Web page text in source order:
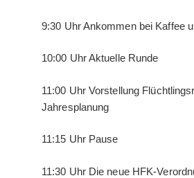
9:30 Uhr Ankommen bei Kaffee
10:00 Uhr Aktuelle Runde
11:00 Uhr Vorstellung
Jahresplanung
11:15 Uhr Pause
11:30 Uhr Die neue HFK-